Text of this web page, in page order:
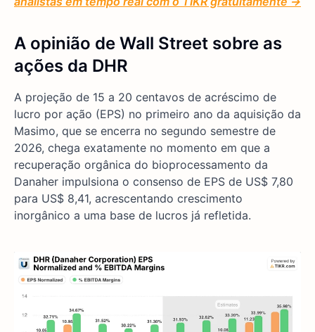
A opinião de Wall Street sobre as
ações da DHR
A projeção de 15 a 20 centavos de acréscimo de
lucro por ação (EPS) no primeiro ano da aquisição da
Masimo, que se encerra no segundo semestre de
2026, chega exatamente no momento em que a
recuperação orgânica do bioprocessamento da
Danaher impulsiona o consenso de EPS de US$ 7,80
para US$ 8,41, acrescentando crescimento
inorgânico a uma base de lucros já refletida.